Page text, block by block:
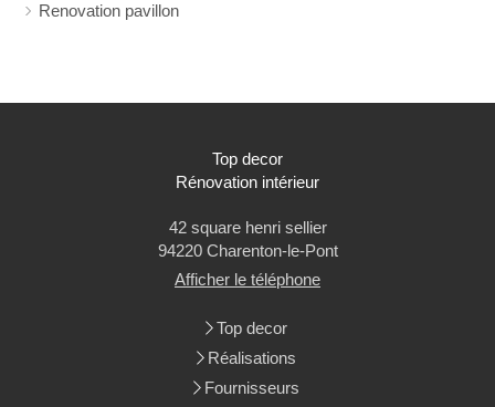
Renovation pavillon
Top decor
Rénovation intérieur
42 square henri sellier
94220 Charenton-le-Pont
Afficher le téléphone
Top decor
Réalisations
Fournisseurs